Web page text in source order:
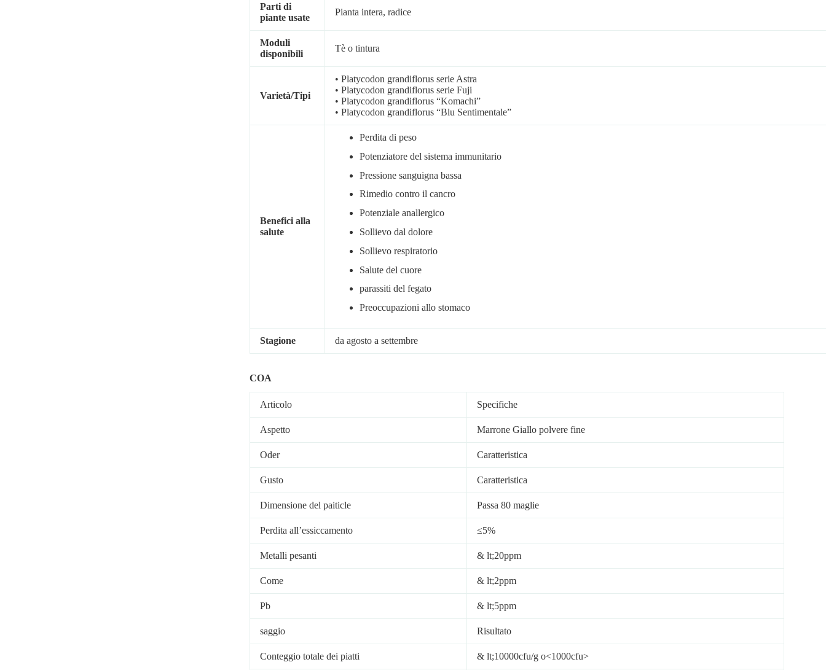
Parti di
piante usate
Pianta intera, radice
Moduli
disponibili
Tè o tintura
Varietà/Tipi
• Platycodon grandiflorus serie Astra
• Platycodon grandiflorus serie Fuji
• Platycodon grandiflorus “Komachi”
• Platycodon grandiflorus “Blu Sentimentale”
Benefici alla
salute
Perdita di peso
Potenziatore del sistema immunitario
Pressione sanguigna bassa
Rimedio contro il cancro
Potenziale anallergico
Sollievo dal dolore
Sollievo respiratorio
Salute del cuore
parassiti del fegato
Preoccupazioni allo stomaco
Stagione da agosto a settembre
COA
Articolo Specifiche
Aspetto Marrone Giallo polvere fine
Oder Caratteristica
Gusto Caratteristica
Dimensione del paiticle Passa 80 maglie
Perdita all’essiccamento ≤5%
Metalli pesanti & lt;20ppm
Come & lt;2ppm
Pb & lt;5ppm
saggio Risultato
Conteggio totale dei piatti & lt;10000cfu/g o<1000cfu>